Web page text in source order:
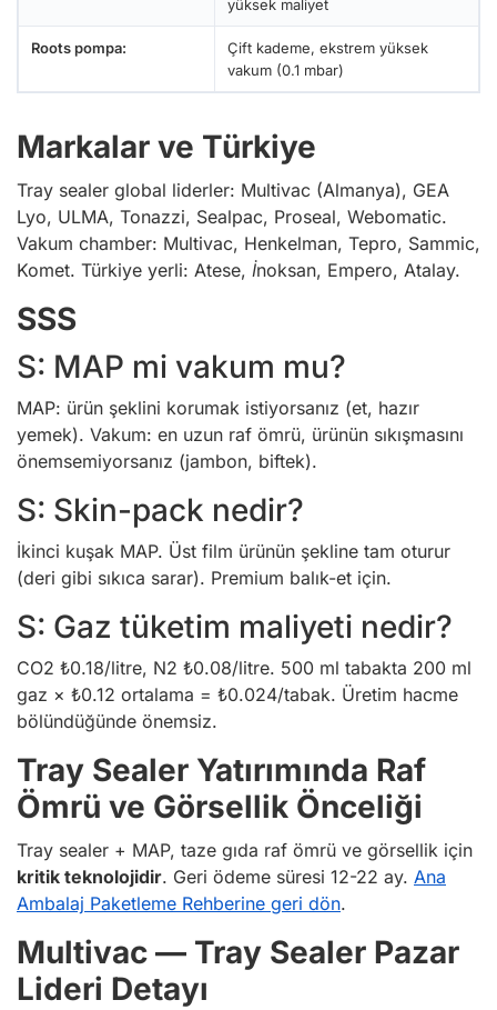
yüksek maliyet
Roots pompa:
Çift kademe, ekstrem yüksek
vakum (0.1 mbar)
Markalar ve Türkiye
Tray sealer global liderler: Multivac (Almanya), GEA
Lyo, ULMA, Tonazzi, Sealpac, Proseal, Webomatic.
Vakum chamber: Multivac, Henkelman, Tepro, Sammic,
Komet. Türkiye yerli: Atese, İnoksan, Empero, Atalay.
SSS
S: MAP mi vakum mu?
MAP: ürün şeklini korumak istiyorsanız (et, hazır
yemek). Vakum: en uzun raf ömrü, ürünün sıkışmasını
önemsemiyorsanız (jambon, biftek).
S: Skin-pack nedir?
İkinci kuşak MAP. Üst film ürünün şekline tam oturur
(deri gibi sıkıca sarar). Premium balık-et için.
S: Gaz tüketim maliyeti nedir?
CO2 ₺0.18/litre, N2 ₺0.08/litre. 500 ml tabakta 200 ml
gaz × ₺0.12 ortalama = ₺0.024/tabak. Üretim hacme
bölündüğünde önemsiz.
Tray Sealer Yatırımında Raf
Ömrü ve Görsellik Önceliği
Tray sealer + MAP, taze gıda raf ömrü ve görsellik için
kritik teknolojidir. Geri ödeme süresi 12-22 ay. Ana
Ambalaj Paketleme Rehberine geri dön.
Multivac — Tray Sealer Pazar
Lideri Detayı